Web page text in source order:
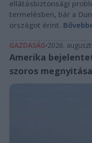
ellátásbiztonsági
termelésben, bár a
országot érint.
GAZDASÁG 2026.
Amerika
szoros megnyitása